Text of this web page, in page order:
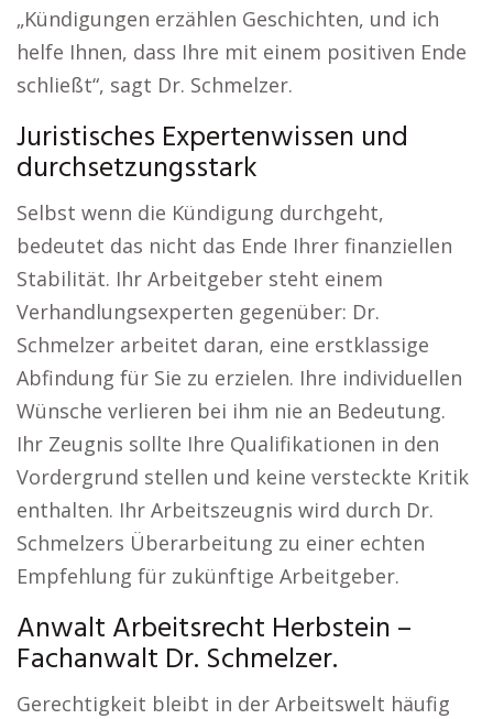
„Kündigungen erzählen Geschichten, und ich
helfe Ihnen, dass Ihre mit einem positiven Ende
schließt“, sagt Dr. Schmelzer.
Juristisches Expertenwissen und
durchsetzungsstark
Selbst wenn die Kündigung durchgeht,
bedeutet das nicht das Ende Ihrer finanziellen
Stabilität. Ihr Arbeitgeber steht einem
Verhandlungsexperten gegenüber: Dr.
Schmelzer arbeitet daran, eine erstklassige
Abfindung für Sie zu erzielen. Ihre individuellen
Wünsche verlieren bei ihm nie an Bedeutung.
Ihr Zeugnis sollte Ihre Qualifikationen in den
Vordergrund stellen und keine versteckte Kritik
enthalten. Ihr Arbeitszeugnis wird durch Dr.
Schmelzers Überarbeitung zu einer echten
Empfehlung für zukünftige Arbeitgeber.
Anwalt Arbeitsrecht Herbstein –
Fachanwalt Dr. Schmelzer.
Gerechtigkeit bleibt in der Arbeitswelt häufig